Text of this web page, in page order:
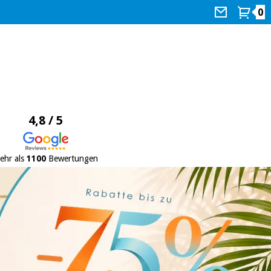
0
4,8 / 5
als1100 Bewertungen